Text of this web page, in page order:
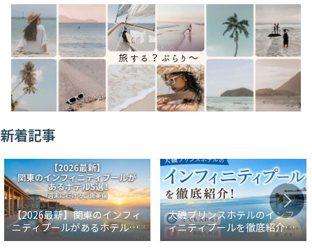
新着記事
【2026最新】関東のインフィ
ニティプールがあるホテル5
選！週末に行けるご褒美宿
大磯プリンスホテルのインフ
ィニティプールを徹底紹介！
冬でも入れる？水着事情も解